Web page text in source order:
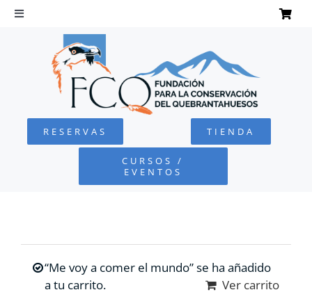
Saltar
Toggle
Navigation
QUEBRANTAHUESOS
FUNDACIÓN
RESERVAS TIENDA
CURSOS /
EVENTOS
“Me voy a comer el mundo” se ha añadido
a tu carrito.
Ver carrito